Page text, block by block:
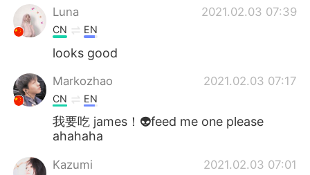
Português
Luna 2021.02.03 07:39
CN EN
looks good
Markozhao 2021.02.03 07:17
CN EN
我要吃 james！👽feed me one please
ahahaha
Kazumi 2021.02.03 07:01